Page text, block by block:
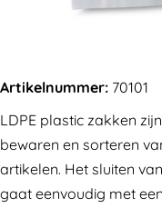
Artikelnummer: 70101
LDPE plastic zakken
bewaren en sorteren
artikelen. Het sluiten
gaat eenvoudig met